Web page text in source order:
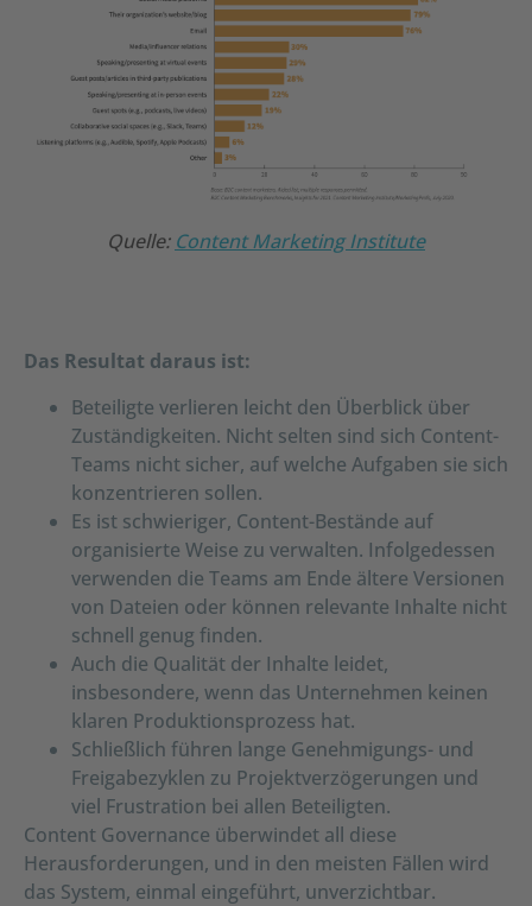
Quelle: Content Marketing Institute
Das Resultat daraus ist:
Beteiligte verlieren leicht den Überblick über
Zuständigkeiten. Nicht selten sind sich Content-
Teams nicht sicher, auf welche Aufgaben sie sich
konzentrieren sollen.
Es ist schwieriger, Content-Bestände auf
organisierte Weise zu verwalten. Infolgedessen
verwenden die Teams am Ende ältere Versionen
von Dateien oder können relevante Inhalte nicht
schnell genug finden.
Auch die Qualität der Inhalte leidet,
insbesondere, wenn das Unternehmen keinen
klaren Produktionsprozess hat.
Schließlich führen lange Genehmigungs- und
Freigabezyklen zu Projektverzögerungen und
viel Frustration bei allen Beteiligten.
Content Governance überwindet all diese
Herausforderungen, und in den meisten Fällen wird
das System, einmal eingeführt, unverzichtbar.